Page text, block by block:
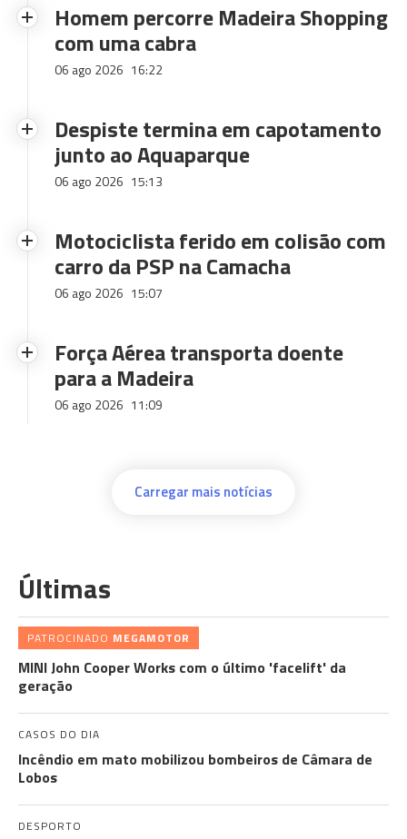
Homem percorre Madeira Shopping
com uma cabra
06 ago 2026 16:22
Despiste termina em capotamento
junto ao Aquaparque
06 ago 2026 15:13
Motociclista ferido em colisão com
carro da PSP na Camacha
06 ago 2026 15:07
Força Aérea transporta doente
para a Madeira
06 ago 2026 11:09
Carregar mais notícias
Últimas
PATROCINADO MEGAMOTOR
MINI John Cooper Works com o último 'facelift' da
geração
CASOS DO DIA
Incêndio em mato mobilizou bombeiros de Câmara de
Lobos
DESPORTO